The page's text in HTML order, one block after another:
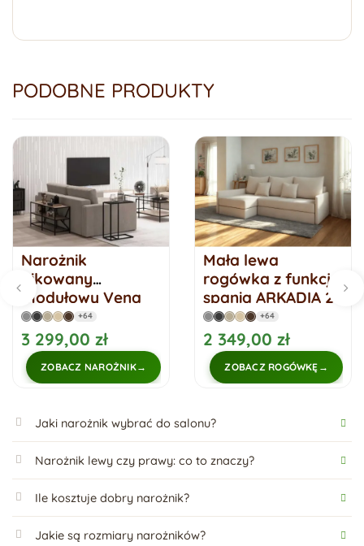
PODOBNE PRODUKTY
Narożnik
pikowany
modułowy Vena
Small Prawy
+64
3 299,00 zł
ZOBACZ NAROŻNIK
Mała lewa
rogówka z funkcją
spania ARKADIA 2
narożnik
rozkładana
+64
2 349,00 zł
ZOBACZ ROGÓWKĘ
Jaki narożnik wybrać do salonu?
Narożnik lewy czy prawy: co to znaczy?
Ile kosztuje dobry narożnik?
Jakie są rozmiary narożników?